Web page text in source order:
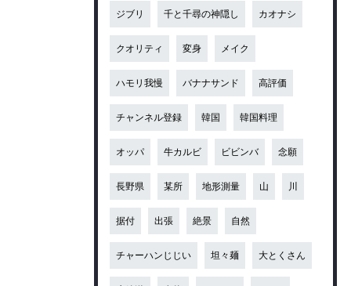
ジブリ 千と千尋の神隠し カオナシ
クオリティ 変身 メイク
ハモリ我慢 バナナサンド 高評価
チャンネル登録 韓国 韓国料理
オッパ 牛カルビ ビビンバ 念願
長野県 某所 地形測量 山 川
据付 出張 絶景 自然
チャーハンじじい 坦々麺 大とくさん